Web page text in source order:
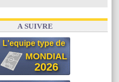
A SUIVRE
L'equipe type de
MONDIAL
2026